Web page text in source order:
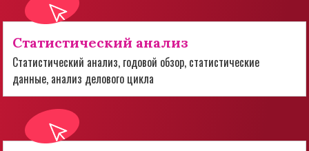
Статистический анализ
Статистический анализ, годовой обзор, статистические
данные, анализ делового цикла